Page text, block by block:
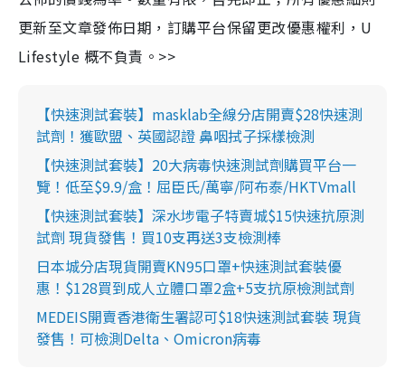
更新至文章發佈日期，訂購平台保留更改優惠權利，U
Lifestyle 概不負責。>>
【快速測試套裝】masklab全線分店開賣$28快速測
試劑！獲歐盟、英國認證 鼻咽拭子採樣檢測
【快速測試套裝】20大病毒快速測試劑購買平台一
覽！低至$9.9/盒！屈臣氏/萬寧/阿布泰/HKTVmall
【快速測試套裝】深水埗電子特賣城$15快速抗原測
試劑 現貨發售！買10支再送3支檢測棒
日本城分店現貨開賣KN95口罩+快速測試套裝優
惠！$128買到成人立體口罩2盒+5支抗原檢測試劑
MEDEIS開賣香港衛生署認可$18快速測試套裝 現貨
發售！可檢測Delta、Omicron病毒